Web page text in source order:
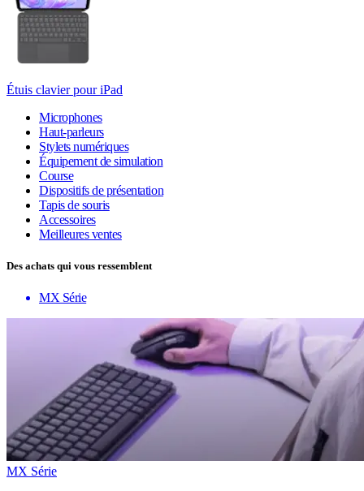
Étuis clavier pour iPad
Microphones
Haut-parleurs
Stylets numériques
Équipement de simulation
Course
Dispositifs de présentation
Tapis de souris
Accessoires
Meilleures ventes
Des achats qui vous ressemblent
MX Série
MX Série